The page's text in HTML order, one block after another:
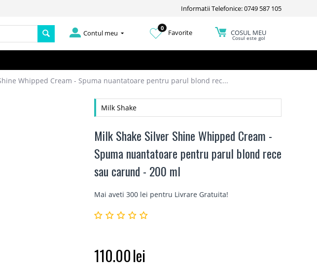
Informatii Telefonice: 0749 587 105
Contul meu
0
Favorite COSUL MEU
Cosul este gol
Whipped Cream - Spuma nuantatoare pentru parul blond rec...
Milk Shake
Milk Shake Silver Shine Whipped Cream -
Spuma nuantatoare pentru parul blond rece
sau carund - 200 ml
Mai aveti 300 lei pentru Livrare Gratuita!
110.00lei